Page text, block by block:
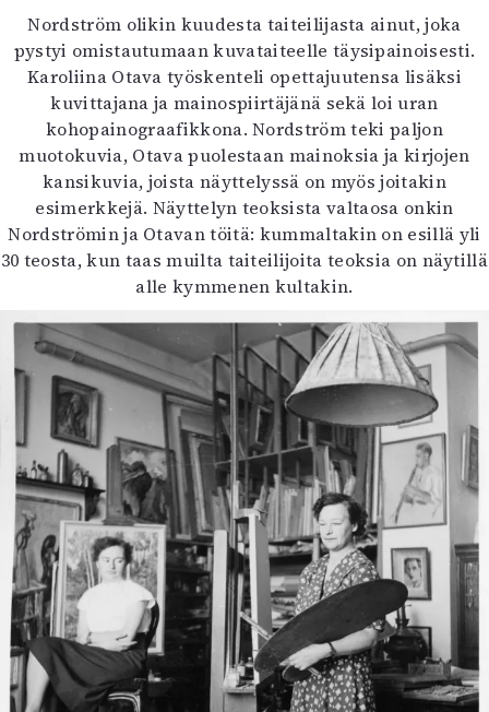
Nordström olikin kuudesta taiteilijasta ainut, joka
pystyi omistautumaan kuvataiteelle täysipainoisesti.
Karoliina Otava työskenteli opettajuutensa lisäksi
kuvittajana ja mainospiirtäjänä sekä loi uran
kohopainograafikkona. Nordström teki paljon
muotokuvia, Otava puolestaan mainoksia ja kirjojen
kansikuvia, joista näyttelyssä on myös joitakin
esimerkkejä. Näyttelyn teoksista valtaosa onkin
Nordströmin ja Otavan töitä: kummaltakin on esillä yli
30 teosta, kun taas muilta taiteilijoita teoksia on näytillä
alle kymmenen kultakin.